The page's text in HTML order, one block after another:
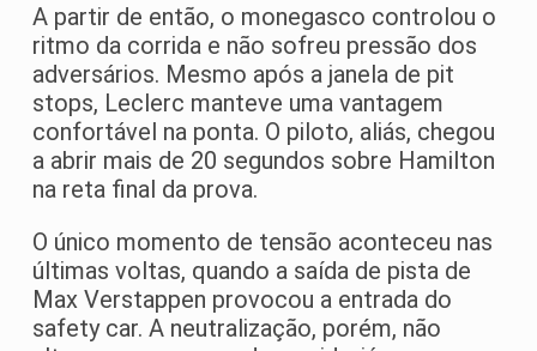
A partir de então, o monegasco controlou o
ritmo da corrida e não sofreu pressão dos
adversários. Mesmo após a janela de pit
stops, Leclerc manteve uma vantagem
confortável na ponta. O piloto, aliás, chegou
a abrir mais de 20 segundos sobre Hamilton
na reta final da prova.
O único momento de tensão aconteceu nas
últimas voltas, quando a saída de pista de
Max Verstappen provocou a entrada do
safety car. A neutralização, porém, não